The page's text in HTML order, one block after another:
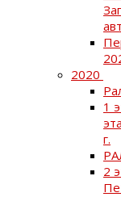
2020
1
г.
2